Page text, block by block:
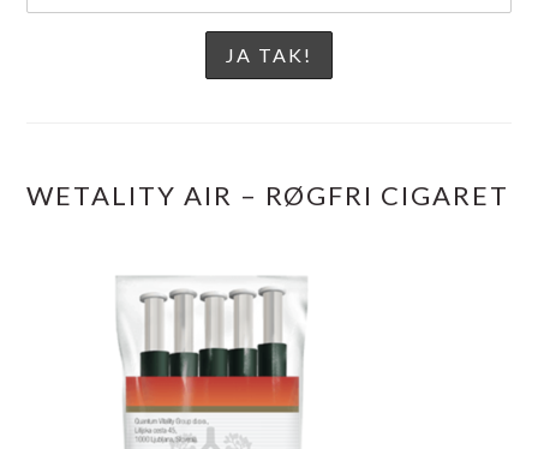
WETALITY AIR – RØGFRI CIGARET